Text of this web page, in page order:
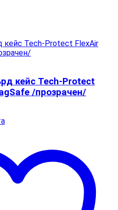
кейс Tech-Protect
/прозрачен/